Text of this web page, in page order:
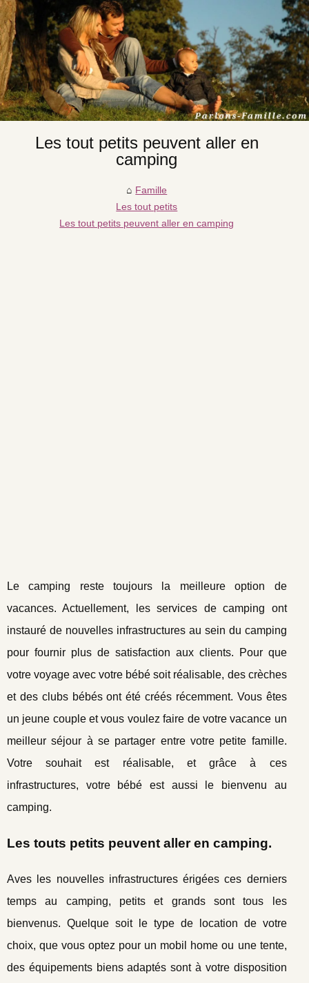
Les tout petits peuvent aller en
camping
Famille
Les tout petits
Les tout petits peuvent aller en camping
Le camping reste toujours la meilleure option de
vacances. Actuellement, les services de camping ont
instauré de nouvelles infrastructures au sein du camping
pour fournir plus de satisfaction aux clients. Pour que
votre voyage avec votre bébé soit réalisable, des crèches
et des clubs bébés ont été créés récemment. Vous êtes
un jeune couple et vous voulez faire de votre vacance un
meilleur séjour à se partager entre votre petite famille.
Votre souhait est réalisable, et grâce à ces
infrastructures, votre bébé est aussi le bienvenu au
camping.
Les touts petits peuvent aller en camping.
Aves les nouvelles infrastructures érigées ces derniers
temps au camping, petits et grands sont tous les
bienvenus. Quelque soit le type de location de votre
choix, que vous optez pour un mobil home ou une tente,
des équipements biens adaptés sont à votre disposition